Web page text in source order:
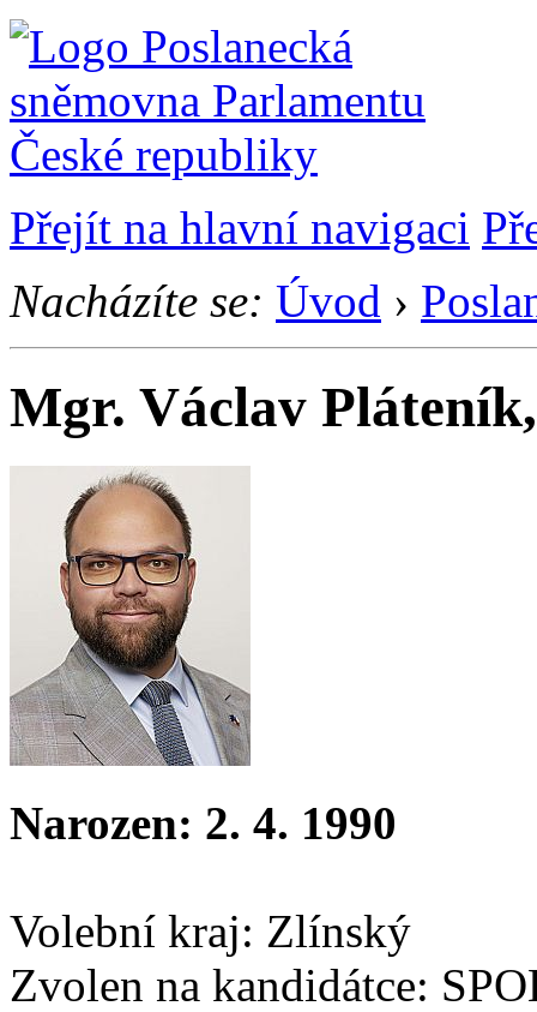
Přejít na hlavní navigaci
Nacházíte se: Úvod ›
Mgr. Václav
Narozen: 2. 4. 1990
Volební kraj: Zlínský
Zvolen na kandidátce: